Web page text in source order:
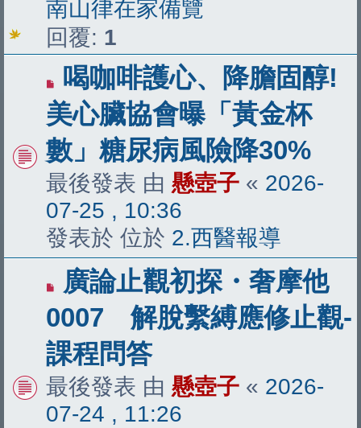
南山律在家備覽
回覆: 1
有
新
文
章
喝咖啡護心、降膽固醇!
美心臟協會曝「黃金杯
數」糖尿病風險降30%
最後發表 由 懸壺子 « 2026-
07-25 , 10:36
發表於 位於 2.西醫報導
有
新
文
章
廣論止觀初探・奢摩他
0007 解脫繫縛應修止觀-
課程問答
最後發表 由 懸壺子 « 2026-
07-24 , 11:26